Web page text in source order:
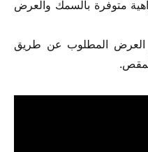
متوفرة بالسمك والعرض
المطلوب عن طريق